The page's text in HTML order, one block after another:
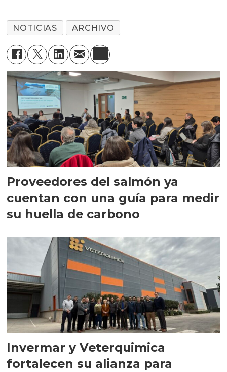
NOTICIAS ARCHIVO
Proveedores del salmón ya
cuentan con una guía para medir
su huella de carbono
Invermar y Veterquimica
fortalecen su alianza para